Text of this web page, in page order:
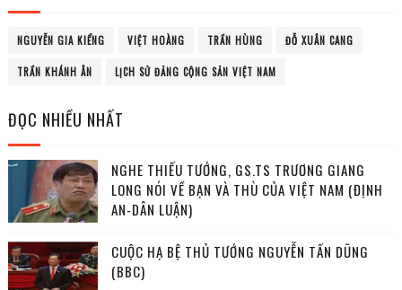
NGUYỄN GIA KIỂNG VIỆT HOÀNG TRẦN HÙNG ĐỖ XUÂN CANG
TRẦN KHÁNH ÂN LỊCH SỬ ĐẢNG CỘNG SẢN VIỆT NAM
ĐỌC NHIỀU NHẤT
NGHE THIẾU TƯỚNG, GS.TS TRƯƠNG GIANG
LONG NÓI VỀ BẠN VÀ THÙ CỦA VIỆT NAM (ĐỊNH
AN-DÂN LUẬN)
CUỘC HẠ BỆ THỦ TƯỚNG NGUYỄN TẤN DŨNG
(BBC)